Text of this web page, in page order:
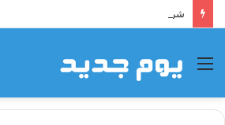
شراكة إيجي تاورز مع بلدينا.. قيمة مضافة
القائمة